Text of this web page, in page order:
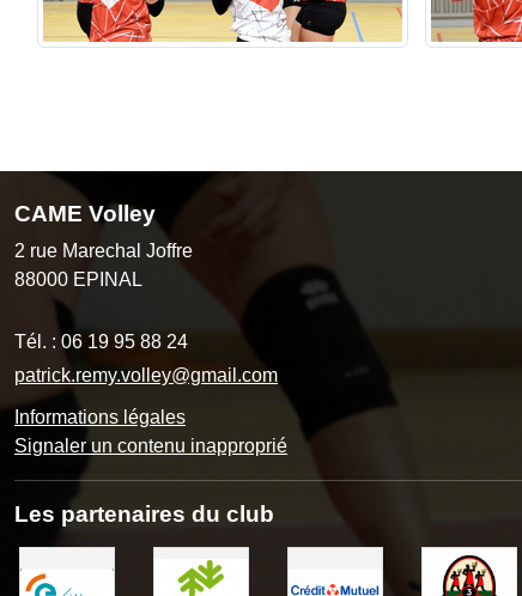
CAME Volley
2 rue Marechal Joffre
88000 EPINAL
Tél. : 06 19 95 88 24
patrick.remy.volley@gmail.com
Informations légales
Signaler un contenu inapproprié
Les partenaires du club